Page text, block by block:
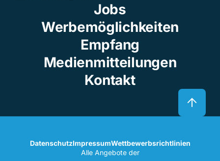
Jobs
Werbemöglichkeiten
Empfang
Medienmitteilungen
Kontakt
DatenschutzImpressumWettbewerbsrichtlinien
Alle Angebote der